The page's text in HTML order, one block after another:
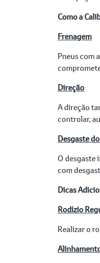
Como a
Frenagem
Pneus com
Direção
A direção
controlar,
Desgaste
O desgaste
com
Dicas
Rodízio
Realizar o